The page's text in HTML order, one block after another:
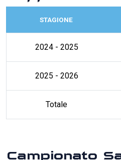
STAGIONE
2024 - 2025
2025 - 2026
Totale
Campionato